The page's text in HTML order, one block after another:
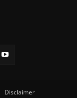
Disclaimer